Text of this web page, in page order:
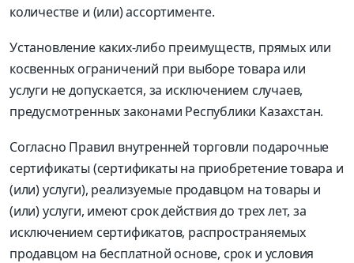
количестве и (или) ассортименте.
Установление каких-либо преимуществ, прямых или
косвенных ограничений при выборе товара или
услуги не допускается, за исключением случаев,
предусмотренных законами Республики Казахстан.
Согласно Правил внутренней торговли подарочные
сертификаты (сертификаты на приобретение товара и
(или) услуги), реализуемые продавцом на товары и
(или) услуги, имеют срок действия до трех лет, за
исключением сертификатов, распространяемых
продавцом на бесплатной основе, срок и условия